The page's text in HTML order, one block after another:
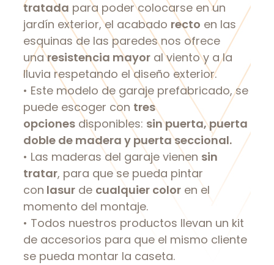
tratada para poder colocarse en un
jardín exterior, el acabado recto en las
esquinas de las paredes nos ofrece
unaresistencia mayor al viento y a la
lluvia respetando el diseño exterior.
• Este modelo de garaje prefabricado, se
puede escoger con tres
opciones disponibles: sin puerta, puerta
doble de madera y puerta seccional.
• Las maderas del garaje vienen sin
tratar, para que se pueda pintar
con lasur de cualquier color en el
momento del montaje.
• Todos nuestros productos llevan un kit
de accesorios para que el mismo cliente
se pueda montar la caseta.